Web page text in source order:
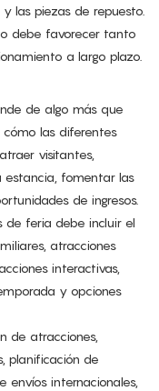
las piezas de repuesto.
debe favorecer tanto
a largo plazo.
de algo más que
cómo las diferentes
visitantes,
estancia, fomentar las
de ingresos.
de feria debe incluir el
atracciones
interactivas,
y opciones
de atracciones,
planificación de
envíos internacionales,